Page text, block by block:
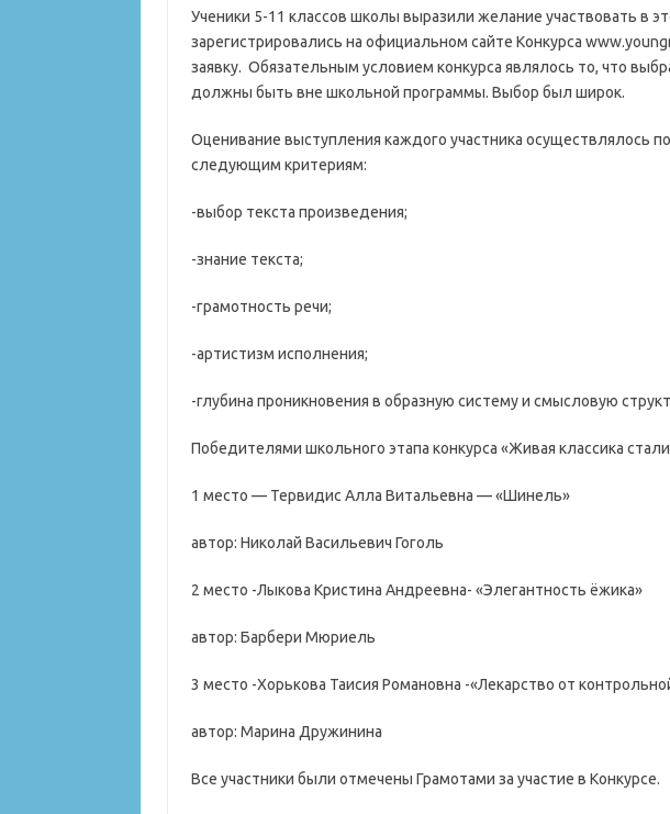
Ученики 5-11 классов школы выразили желание участвовать в
зарегистрировались на официальном сайте Конкурса
заявку. Обязательным условием конкурса являлось то, что
должны быть вне школьной программы. Выбор был широк.
Оценивание выступления каждого участника осуществлялось
следующим критериям:
-выбор текста произведения;
-знание текста;
-грамотность речи;
-артистизм исполнения;
-глубина проникновения в образную систему и смысловую
Победителями школьного этапа конкурса «Живая классика
1 место — Тервидис Алла Витальевна — «Шинель»
автор: Николай Васильевич Гоголь
2 место -Лыкова Кристина Андреевна- «Элегантность ёжика»
автор: Барбери Мюриель
3 место -Хорькова Таисия Романовна -«Лекарство от
автор: Марина Дружинина
Все участники были отмечены Грамотами за участие в Конкурсе.